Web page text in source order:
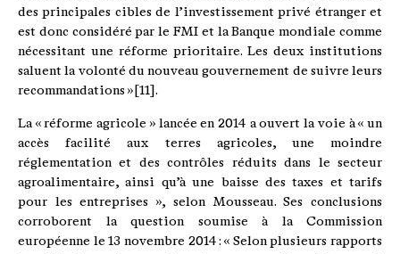
des principales cibles de l’investissement privé étranger et
est donc considéré par le FMI et la Banque mondiale comme
nécessitant une réforme prioritaire. Les deux institutions
saluent la volonté du nouveau gouvernement de suivre leurs
recommandations »[11].
La « réforme agricole » lancée en 2014 a ouvert la voie à « un
accès facilité aux terres agricoles, une moindre
réglementation et des contrôles réduits dans le secteur
agroalimentaire, ainsi qu’à une baisse des taxes et tarifs
pour les entreprises », selon Mousseau. Ses conclusions
corroborent la question soumise à la Commission
européenne le 13 novembre 2014 : « Selon plusieurs rapports